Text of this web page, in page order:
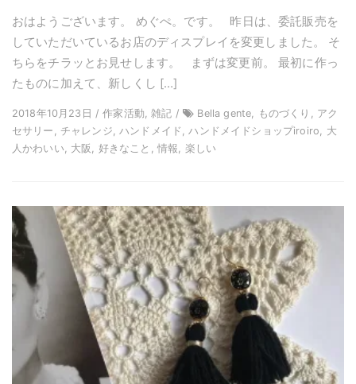
おはようございます。 めぐぺ。です。 昨日は、委託販売を
していただいているお店のディスプレイを変更しました。 そ
ちらをチラッとお見せします。 まずは変更前。 最初に作っ
たものに加えて、新しくし […]
2018年10月23日 / 作家活動, 雑記 /
Bella gente, ものづくり, アク
セサリー, チャレンジ, ハンドメイド, ハンドメイドショップiroiro, 大
人かわいい, 大阪, 好きなこと, 情報, 楽しい